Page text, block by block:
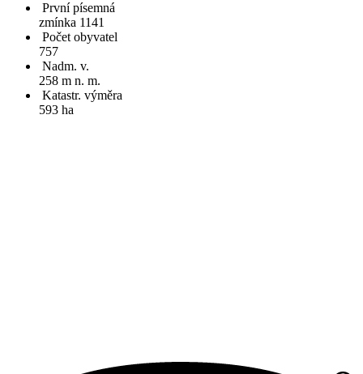
První písemná
zmínka 1141
Počet obyvatel
757
Nadm. v.
258 m n. m.
Katastr. výměra
593 ha